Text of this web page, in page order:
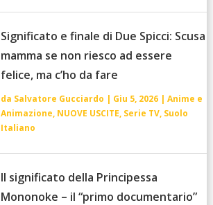
Significato e finale di Due Spicci: Scusa
mamma se non riesco ad essere
felice, ma c’ho da fare
da Salvatore Gucciardo | Giu 5, 2026| Anime e
Animazione, NUOVE USCITE, Serie TV, Suolo
Italiano
Il significato della Principessa
Mononoke – il “primo documentario”